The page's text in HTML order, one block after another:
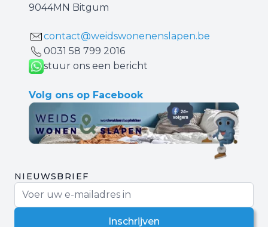
9044MN Bitgum
contact@weidswonenenslapen.be
0031 ‪58 799 2016‬
stuur ons een bericht
Volg ons op Facebook
NIEUWSBRIEF
Inschrijven